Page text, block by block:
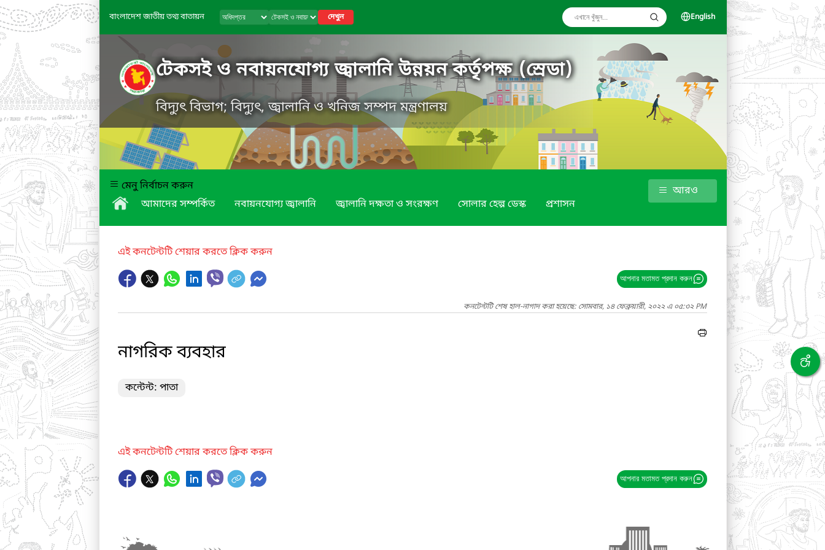
বাংলাদেশ জাতীয় তথ্য বাতায়ন দেখুন English
টেকসই ও নবায়নযোগ্য জ্বালানি উন্নয়ন কর্তৃপক্ষ (স্রেডা)
বিদ্যুৎ বিভাগ; বিদ্যুৎ, জ্বালানি ও খনিজ সম্পদ মন্ত্রণালয়
মেনু নির্বাচন করুন
আমাদের সম্পর্কিত
নবায়নযোগ্য জ্বালানি জ্বালানি দক্ষতা ও সংরক্ষণ সোলার হেল্প ডেস্ক প্রশাসন
আরও
এই কনটেন্টটি শেয়ার করতে ক্লিক করুন
আপনার মতামত প্রদান করুন
কনটেন্টটি শেষ হাল-নাগাদ করা হয়েছে: সোমবার, ১৪ ফেব্রুয়ারী, ২০২২ এ ০৫:৩২ PM
নাগরিক ব্যবহার
কন্টেন্ট: পাতা
এই কনটেন্টটি শেয়ার করতে ক্লিক করুন
আপনার মতামত প্রদান করুন